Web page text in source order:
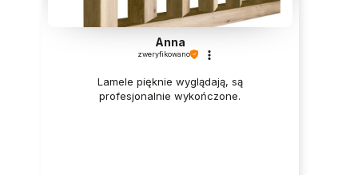
Anna
zweryfikowano
Lamele pięknie wyglądają, są
profesjonalnie wykończone.